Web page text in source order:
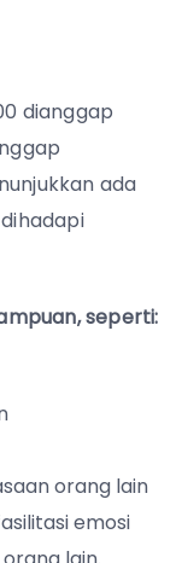
dianggap
ada
seperti:
orang lain
emosi